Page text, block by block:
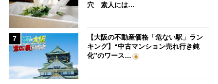
穴 素人には…
7
【大阪の不動産価格「危ない駅」ラン
キング】“中古マンション売れ行き鈍
化”のワース…